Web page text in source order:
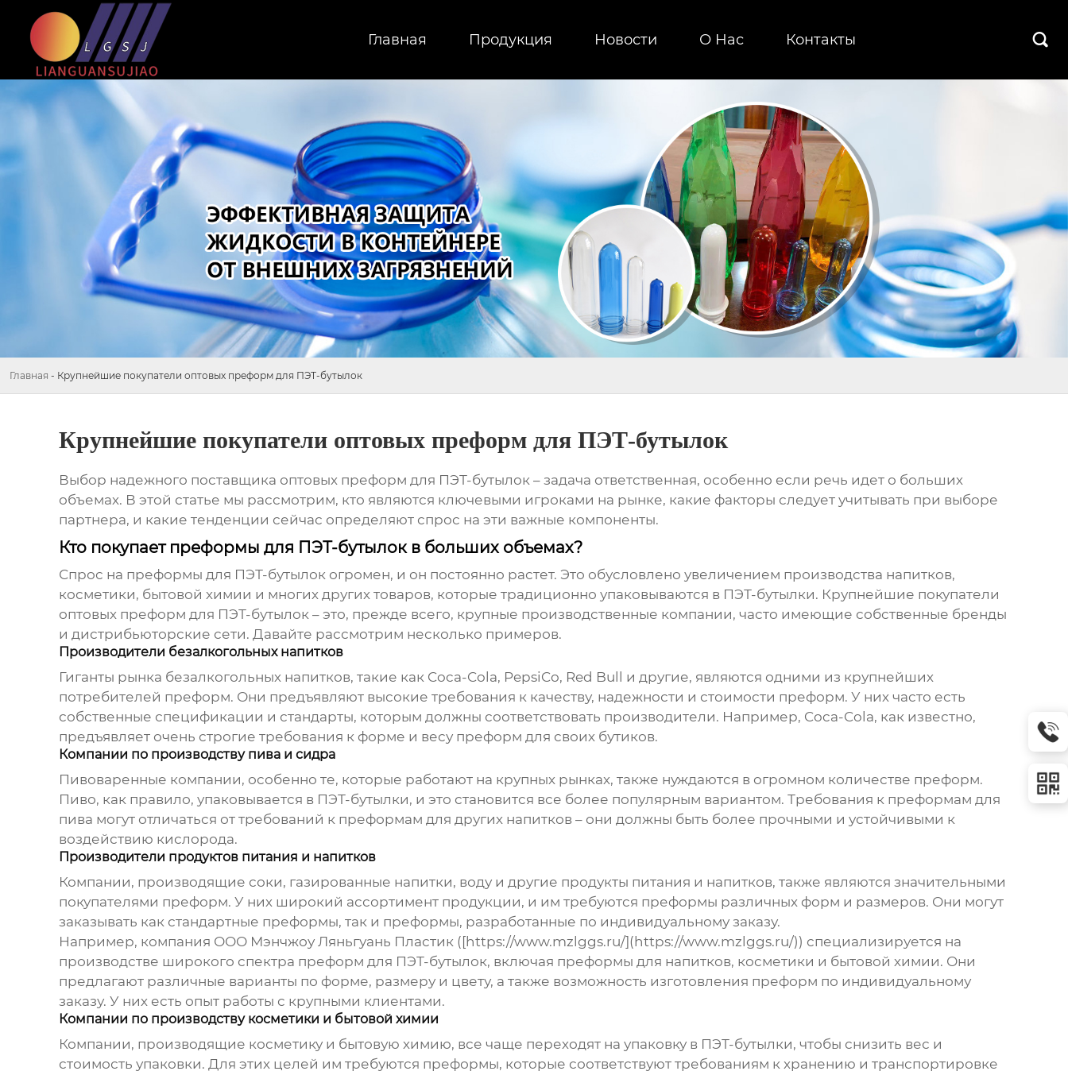
Главная Продукция Новости О Hас Контакты 
Главная - Крупнейшие покупатели оптовых преформ для ПЭТ-бутылок
Крупнейшие покупатели оптовых преформ для ПЭТ-бутылок
Выбор надежного поставщика оптовых преформ для ПЭТ-бутылок– задача ответственная, особенно если речь идет о больших
объемах. В этой статье мы рассмотрим, кто являются ключевыми игроками на рынке, какие факторы следует учитывать при выборе
партнера, и какие тенденции сейчас определяют спрос на эти важные компоненты.
Кто покупает преформы для ПЭТ-бутылок в больших объемах?
Спрос на преформы для ПЭТ-бутылок огромен, и он постоянно растет. Это обусловлено увеличением производства напитков,
косметики, бытовой химии и многих других товаров, которые традиционно упаковываются в ПЭТ-бутылки. Крупнейшие покупатели
оптовых преформ для ПЭТ-бутылок– это, прежде всего, крупные производственные компании, часто имеющие собственные бренды
и дистрибьюторские сети. Давайте рассмотрим несколько примеров.
Производители безалкогольных напитков
Гиганты рынка безалкогольных напитков, такие как Coca-Cola, PepsiCo, Red Bull и другие, являются одними из крупнейших
потребителей преформ. Они предъявляют высокие требования к качеству, надежности и стоимости преформ. У них часто есть
собственные спецификации и стандарты, которым должны соответствовать производители. Например, Coca-Cola, как известно,
предъявляет очень строгие требования к форме и весу преформ для своих бутиков.
Компании по производству пива и сидра
Пивоваренные компании, особенно те, которые работают на крупных рынках, также нуждаются в огромном количестве преформ.
Пиво, как правило, упаковывается в ПЭТ-бутылки, и это становится все более популярным вариантом. Требования к преформам для
пива могут отличаться от требований к преформам для других напитков – они должны быть более прочными и устойчивыми к
воздействию кислорода.
Производители продуктов питания и напитков
Компании, производящие соки, газированные напитки, воду и другие продукты питания и напитков, также являются значительными
покупателями преформ. У них широкий ассортимент продукции, и им требуются преформы различных форм и размеров. Они могут
заказывать как стандартные преформы, так и преформы, разработанные по индивидуальному заказу.
Например, компания ООО Мэнчжоу Ляньгуань Пластик ([https://www.mzlggs.ru/](https://www.mzlggs.ru/)) специализируется на
производстве широкого спектра преформ для ПЭТ-бутылок, включая преформы для напитков, косметики и бытовой химии. Они
предлагают различные варианты по форме, размеру и цвету, а также возможность изготовления преформ по индивидуальному
заказу. У них есть опыт работы с крупными клиентами.
Компании по производству косметики и бытовой химии
Компании, производящие косметику и бытовую химию, все чаще переходят на упаковку в ПЭТ-бутылки, чтобы снизить вес и
стоимость упаковки. Для этих целей им требуются преформы, которые соответствуют требованиям к хранению и транспортировке